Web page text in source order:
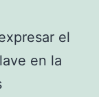
el
en la